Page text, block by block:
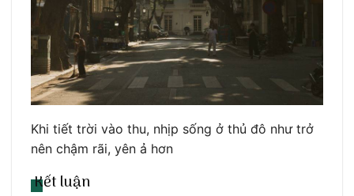
Khi tiết trời vào thu, nhịp sống ở thủ đô như trở
nên chậm rãi, yên ả hơn
Kết luận